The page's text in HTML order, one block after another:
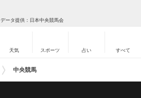
データ提供：日本中央競馬会
天気 スポーツ 占い すべて
中央競馬